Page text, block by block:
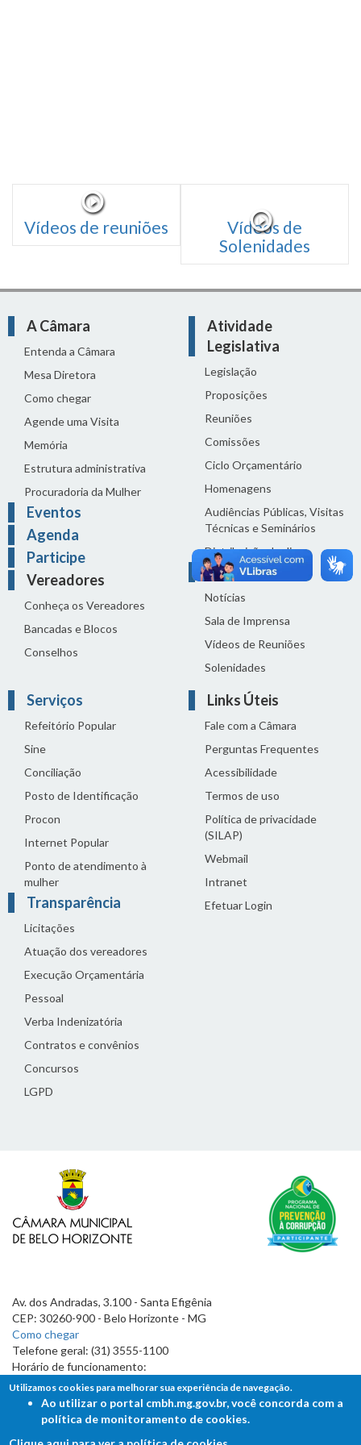
Vídeos de reuniões
Vídeos de
Solenidades
A Câmara
Entenda a Câmara
Mesa Diretora
Como chegar
Agende uma Visita
Memória
Estrutura administrativa
Procuradoria da Mulher
Eventos
Agenda
Participe
Vereadores
Conheça os Vereadores
Bancadas e Blocos
Conselhos
Atividade
Legislativa
Legislação
Proposições
Reuniões
Comissões
Ciclo Orçamentário
Homenagens
Audiências Públicas, Visitas
Técnicas e Seminários
Distribuição do dia
Comunicação
Notícias
Sala de Imprensa
Vídeos de Reuniões
Solenidades
Serviços
Refeitório Popular
Sine
Conciliação
Posto de Identificação
Procon
Internet Popular
Ponto de atendimento à
mulher
Transparência
Licitações
Atuação dos vereadores
Execução Orçamentária
Pessoal
Verba Indenizatória
Contratos e convênios
Concursos
LGPD
Links Úteis
Fale com a Câmara
Perguntas Frequentes
Acessibilidade
Termos de uso
Política de privacidade
(SILAP)
Webmail
Intranet
Efetuar Login
Av. dos Andradas, 3.100 - Santa Efigênia
CEP: 30260-900 - Belo Horizonte - MG
Como chegar
Telefone geral: (31) 3555-1100
Horário de funcionamento:
7h às 19h
Utilizamos cookies para melhorar sua experiência de navegação.
Ao utilizar o portal cmbh.mg.gov.br, você concorda com a
política de monitoramento de cookies.